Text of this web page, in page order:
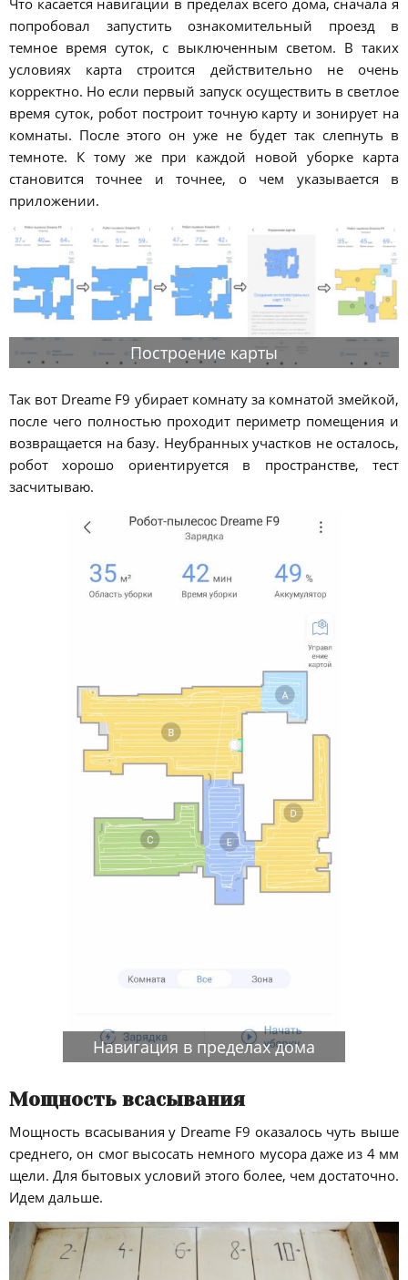
попробовал запустить ознакомительный проезд в
темное время суток, с выключенным светом. В таких
условиях карта строится действительно не очень
корректно. Но если первый запуск осуществить в светлое
время суток, робот построит точную карту и зонирует на
комнаты. После этого он уже не будет так слепнуть в
темноте. К тому же при каждой новой уборке карта
становится точнее и точнее, о чем указывается в
приложении.
Построение карты
Так вот Dreame F9 убирает комнату за комнатой змейкой,
после чего полностью проходит периметр помещения и
возвращается на базу. Неубранных участков не осталось,
робот хорошо ориентируется в пространстве, тест
засчитываю.
Навигация в пределах дома
Мощность всасывания
Мощность всасывания у Dreame F9 оказалось чуть выше
среднего, он смог высосать немного мусора даже из 4 мм
щели. Для бытовых условий этого более, чем достаточно.
Идем дальше.